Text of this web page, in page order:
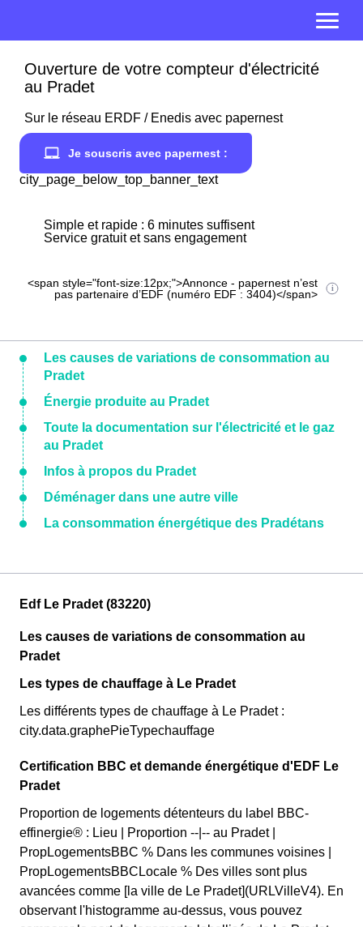
Ouverture de votre compteur d'électricité
au Pradet
Sur le réseau ERDF / Enedis avec papernest
Je souscris avec papernest :
city_page_below_top_banner_text
Simple et rapide : 6 minutes suffisent
Service gratuit et sans engagement
<span style="font-size:12px;">Annonce - papernest n’est
pas partenaire d’EDF (numéro EDF : 3404)</span>
Les causes de variations de consommation au
Pradet
Énergie produite au Pradet
Toute la documentation sur l'électricité et le gaz
au Pradet
Infos à propos du Pradet
Déménager dans une autre ville
La consommation énergétique des Pradétans
Edf Le Pradet (83220)
Les causes de variations de consommation au
Pradet
Les types de chauffage à Le Pradet
Les différents types de chauffage à Le Pradet :
city.data.graphePieTypechauffage
Certification BBC et demande énergétique d'EDF Le
Pradet
Proportion de logements détenteurs du label BBC-
effinergie® : Lieu | Proportion --|-- au Pradet |
PropLogementsBBC % Dans les communes voisines |
PropLogementsBBCLocale % Des villes sont plus
avancées comme [la ville de Le Pradet](URLVilleV4). En
observant l'histogramme au-dessus, vous pouvez